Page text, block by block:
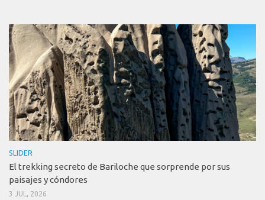
SLIDER
El trekking secreto de Bariloche que sorprende por sus
paisajes y cóndores
3 JUL, 2026